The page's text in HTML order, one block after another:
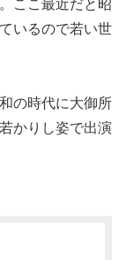
ここ最近だと昭
いるので若い世
の時代に大御所
かりし姿で出演